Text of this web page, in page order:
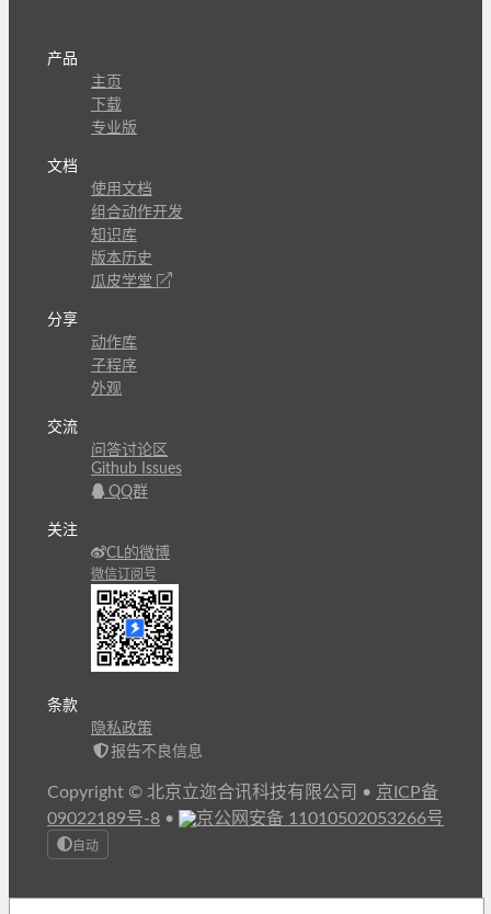
产品
主页
下载
专业版
文档
使用文档
组合动作开发
知识库
版本历史
瓜皮学堂
分享
动作库
子程序
外观
交流
问答讨论区
Github Issues
QQ群
关注
CL的微博
微信订阅号
条款
隐私政策
报告不良信息
Copyright © 北京立迩合讯科技有限公司 • 京ICP备
09022189号-8 • 京公网安备 11010502053266号
自动